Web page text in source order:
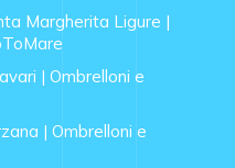
Margherita Ligure |
| Ombrelloni e
| Ombrelloni e